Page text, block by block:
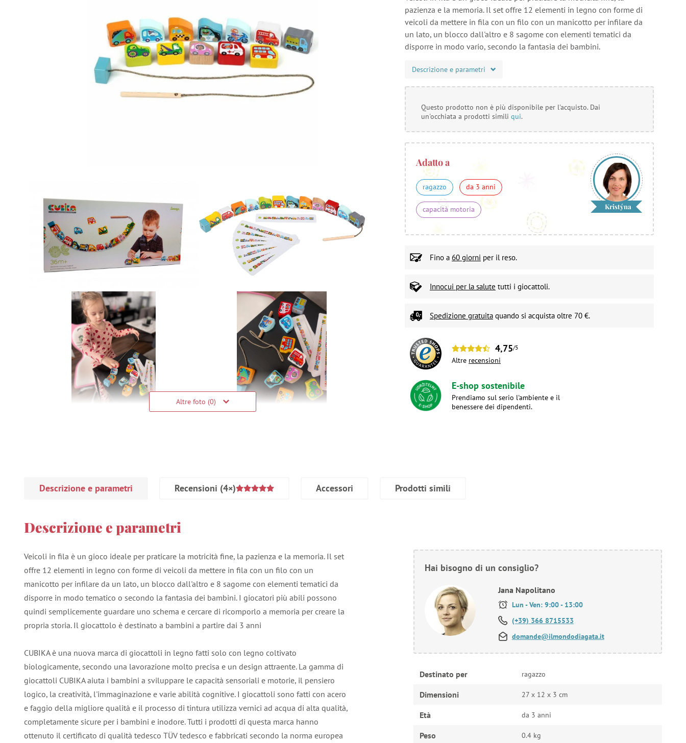
Altre foto (0)
pazienza e la memoria. Il set offre 12 elementi in legno con forme di
veicoli da mettere in fila con un filo con un manicotto per infilare da
un lato, un blocco dall'altro e 8 sagome con elementi tematici da
disporre in modo vario, secondo la fantasia dei bambini.
Descrizione e parametri
Questo prodotto non è più disponibile per l'acquisto. Dai
un'occhiata a prodotti simili qui.
Adatto a
ragazzo da 3 anni
capacità motoria Kristýna
Fino a 60 giorni per il reso.
Innocui per la salute tutti i giocattoli.
Spedizione gratuita quando si acquista oltre 70 €.
4,75/5
Altre recensioni
E-shop sostenibile
Prendiamo sul serio l'ambiente e il
benessere dei dipendenti.
Descrizione e parametri Recensioni (4×) Accessori Prodotti simili
Descrizione e parametri
Veicoli in fila è un gioco ideale per praticare la motricità fine, la pazienza e la memoria. Il set
offre 12 elementi in legno con forme di veicoli da mettere in fila con un filo con un
manicotto per infilare da un lato, un blocco dall'altro e 8 sagome con elementi tematici da
disporre in modo tematico o secondo la fantasia dei bambini. I giocatori più abili possono
quindi semplicemente guardare uno schema e cercare di ricomporlo a memoria per creare la
propria storia. Il giocattolo è destinato a bambini a partire dai 3 anni
CUBIKA è una nuova marca di giocattoli in legno fatti solo con legno coltivato
biologicamente, secondo una lavorazione molto precisa e un design attraente. La gamma di
giocattoli CUBIKA aiuta i bambini a sviluppare le capacità sensoriali e motorie, il pensiero
logico, la creatività, l'immaginazione e varie abilità cognitive. I giocattoli sono fatti con acero
e faggio della migliore qualità e il processo di tintura utilizza vernici ad acqua di alta qualità,
completamente sicure per i bambini e inodore. Tutti i prodotti di questa marca hanno
ottenuto il certificato di qualità tedesco TÜV tedesco e fabbricati secondo la norma europea
Hai bisogno di un consiglio?
Jana Napolitano
Lun - Ven: 9:00 - 13:00
(+39) 366 8715533
domande@ilmondodiagata.it
Destinato per ragazzo
Dimensioni 27 х 12 х 3 cm
Età da 3 anni
Peso 0.4 kg